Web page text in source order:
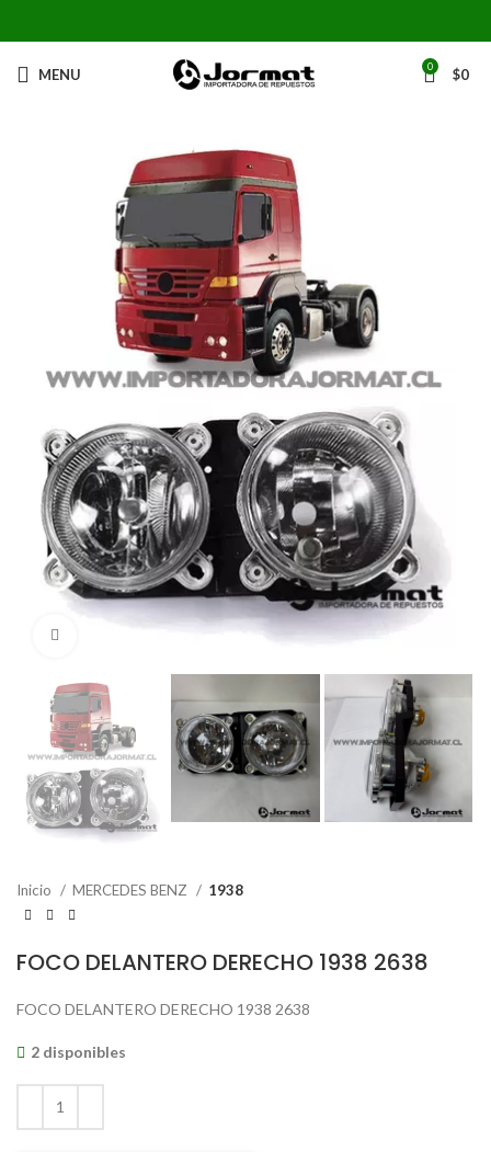
MENU 0 $0
Inicio MERCEDES BENZ 1938
FOCO DELANTERO DERECHO 1938 2638
FOCO DELANTERO DERECHO 1938 2638
2 disponibles